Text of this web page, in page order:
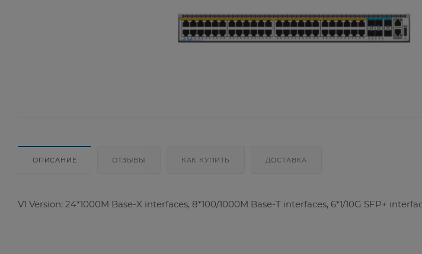
ОПИСАНИЕ ОТЗЫВЫ КАК КУПИТЬ ДОСТАВКА
V1 Version: 24*1000M Base-X interfaces, 8*100/1000M Base-T interfaces, 6*1/10G SFP+